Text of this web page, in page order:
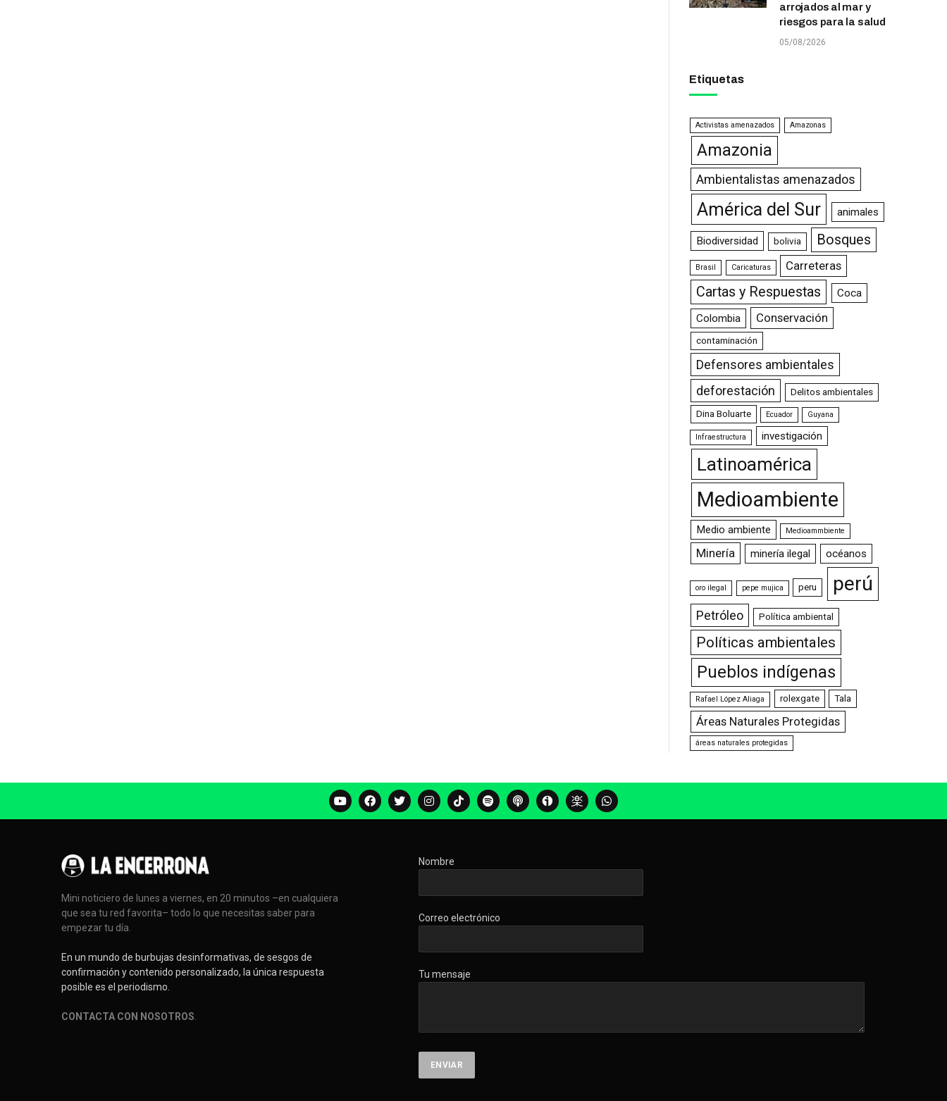
arrojados al mar y
riesgos para la salud
05/08/2026
Etiquetas
Activistas amenazados Amazonas
Amazonia
Ambientalistas amenazados
América del Sur animales
Biodiversidad bolivia Bosques
Brasil Caricaturas Carreteras
Cartas y Respuestas
Coca
Colombia
Conservación
contaminación
Defensores ambientales
deforestación
Delitos ambientales
Dina Boluarte Ecuador Guyana
Infraestructura investigación
Latinoamérica
Medioambiente
Medio ambiente Medioammbiente
Minería minería ilegal océanos
oro ilegal pepe mujica peru perú
Petróleo Política ambiental
Políticas ambientales
Pueblos indígenas
Rafael López Aliaga rolexgate Tala
Áreas Naturales Protegidas
áreas naturales protegidas
Mini noticiero de lunes a viernes, en 20 minutos –en cualquiera
que sea tu red favorita– todo lo que necesitas saber para
empezar tu día.
En un mundo de burbujas desinformativas, de sesgos de
confirmación y contenido personalizado, la única respuesta
posible es el periodismo.
CONTACTA CON NOSOTROS
Nombre
Correo electrónico
Tu mensaje